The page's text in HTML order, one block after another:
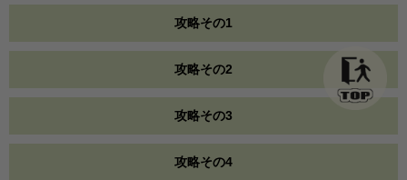
攻略その1
攻略その2
攻略その3
攻略その4